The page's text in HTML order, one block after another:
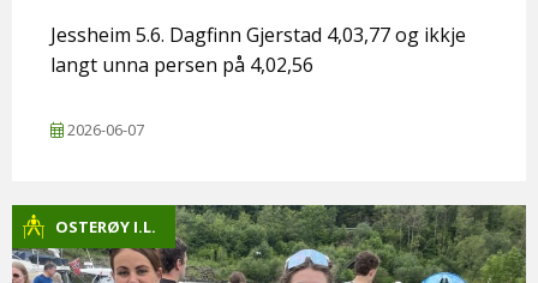
Jessheim 5.6. Dagfinn Gjerstad 4,03,77 og ikkje
langt unna persen på 4,02,56
2026-06-07
OSTERØY I.L.